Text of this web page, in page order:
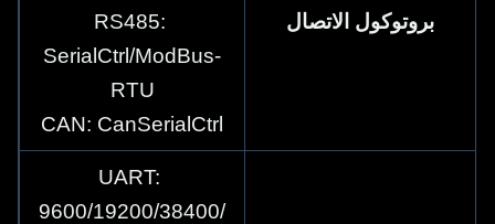
بروتوكول الاتصال
RS485:
SerialCtrl/ModBus-
RTU
CAN: CanSerialCtrl
UART:
9600/19200/38400/